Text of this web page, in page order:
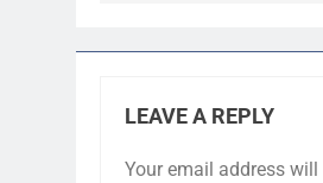
LEAVE A REPLY
Your email address